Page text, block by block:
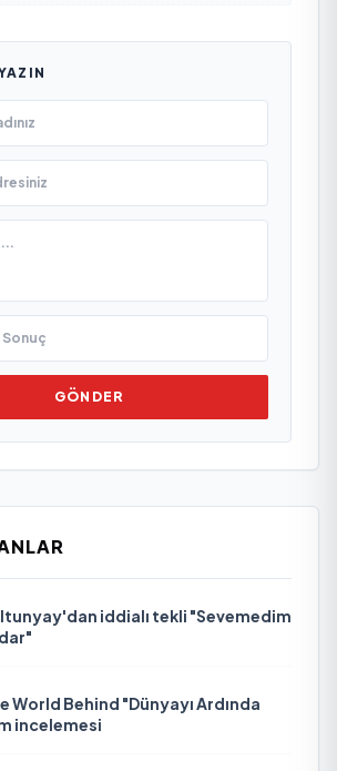
GÖNDER
iddialı tekli "Sevemedim
Behind "Dünyayı Ardında
incelemesi